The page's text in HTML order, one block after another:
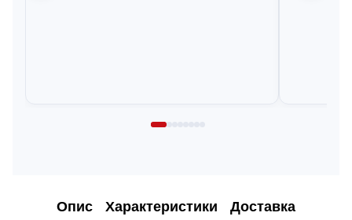
Опис Характеристики Доставка